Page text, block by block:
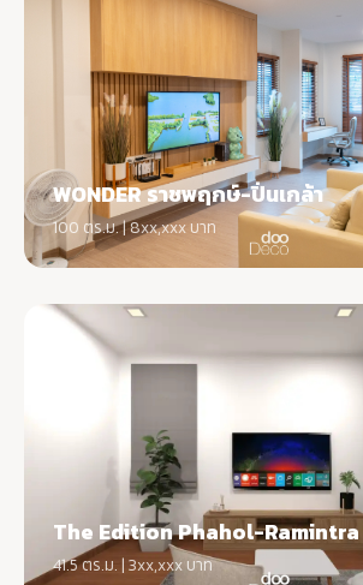
WONDER ราชพฤกษ์-ปิ่นเกล้า
100 ตร.ม. | 8xx,xxx บาท
The Edition Phahol-Ramintra
41.5 ตร.ม. | 3xx,xxx บาท